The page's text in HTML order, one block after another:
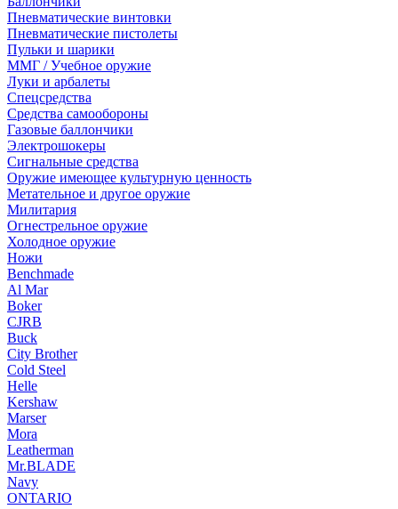
Пневматические винтовки
Пневматические пистолеты
Пульки и шарики
ММГ / Учебное оружие
Луки и арбалеты
Спецсредства
Средства самообороны
Газовые баллончики
Электрошокеры
Сигнальные средства
Оружие имеющее культурную ценность
Метательное и другое оружие
Милитария
Огнестрельное оружие
Холодное оружие
Ножи
Benchmade
Al Mar
Boker
CJRB
Buck
City Brother
Cold Steel
Helle
Kershaw
Marser
Mora
Leatherman
Mr.BLADE
Navy
ONTARIO